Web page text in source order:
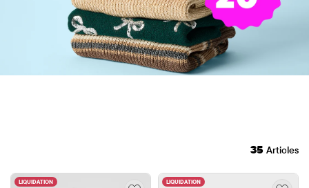
35 Articles
LIQUIDATION LIQUIDATION